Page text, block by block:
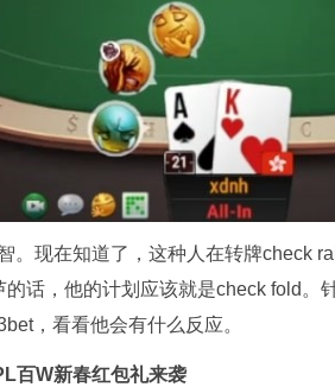
。现在知道了，这种人在转牌check
话，他的计划应该就是check fold。
，看看他会有什么反应。
百W新春红包礼来袭